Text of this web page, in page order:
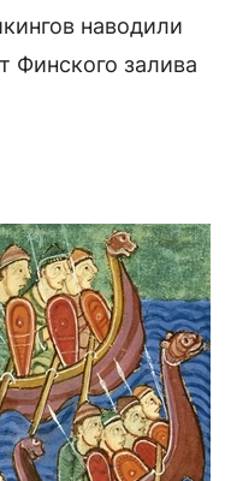
наводили
Финского залива